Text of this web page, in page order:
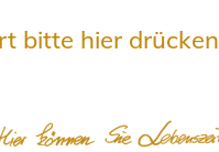
bitte hier drücken